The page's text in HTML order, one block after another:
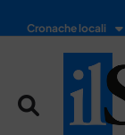
Cronache locali